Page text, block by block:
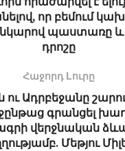
որ բեմում
պաստառը և
դրոշը
Հաջորդ Lուրը
Ադրբեջանը
գրանցել
վերջնական
Մեթյու